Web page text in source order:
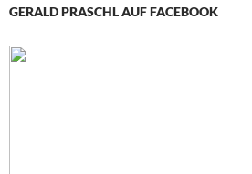
GERALD PRASCHL AUF FACEBOOK